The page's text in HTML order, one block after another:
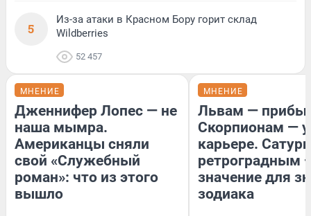
5
Из-за атаки в Красном Бору горит склад
Wildberries
52 457
МНЕНИЕ
Дженнифер Лопес — не
наша мымра.
Американцы сняли
свой «Служебный
роман»: что из этого
вышло
МНЕНИЕ
Львам —
Скорпионам —
карьере.
ретроградным
значение для
зодиака